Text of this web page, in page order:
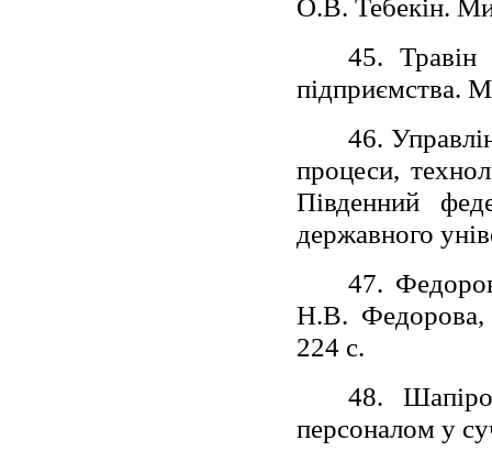
О.В. Тебекін.
45.
підприємства.
46.
процеси,
Південний
державного
47.
Н.В.
224 с.
48.
персоналом у